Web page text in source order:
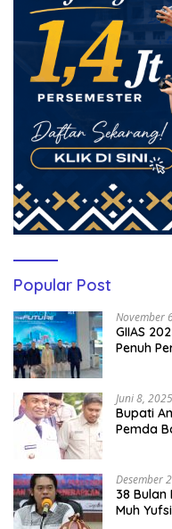
Popular Post
November
GIIAS
Penuh
Juni 8, 2025
Bupati
Pemda
Desember
38 Bulan
Muh